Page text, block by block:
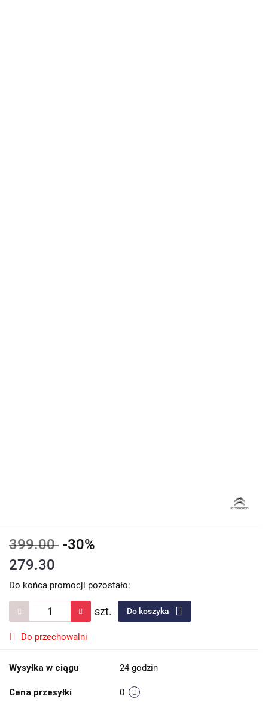
399.00 -30%
279.30
Do końca promocji pozostało:
szt. Do koszyka
Do przechowalni
Wysyłka w ciągu 24 godzin
Cena przesyłki 0